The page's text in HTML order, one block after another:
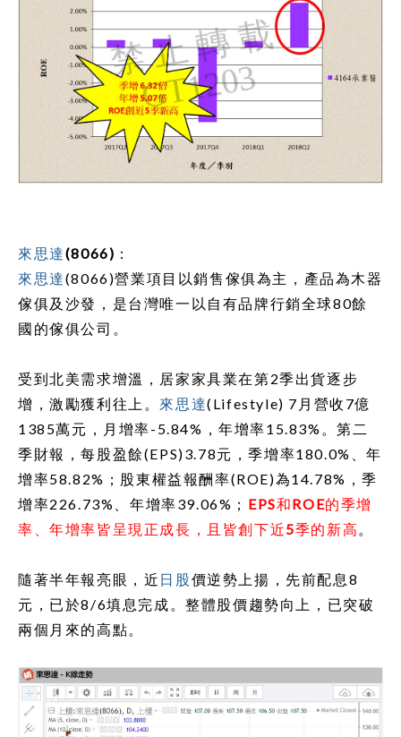
來思達(8066) ：
來思達(8066)營業項目以銷售傢俱為主，產品為木器
傢俱及沙發，是台灣唯一以自有品牌行銷全球80餘
國的傢俱公司。
受到北美需求增溫，居家家具業在第2季出貨逐步
增，激勵獲利往上。 來思達(Lifestyle) 7 月營收 7億
1385萬元，月增率-5.84% ，年增率15.83% 。第二
季財報，每股盈餘(EPS)3.78元，季增率180.0%
、年
增率58.82% ；股東權益報酬率(ROE)為14.78% ，季
增率226.73% 、年增率39.06% ； EPS和ROE的季增
率、年增率皆呈現正成長，且皆創下近5季的新高 。
隨著半年報亮眼，近 日股價逆勢上揚，先前配息 8
元，已於8/6填息完成。整體股價趨勢向上，已突破
兩個月來的高點。